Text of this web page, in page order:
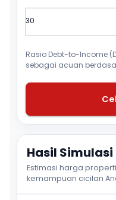
Rasio Debt-to-Income
sebagai acuan
Hasil Simulasi
Estimasi harga
kemampuan cicilan